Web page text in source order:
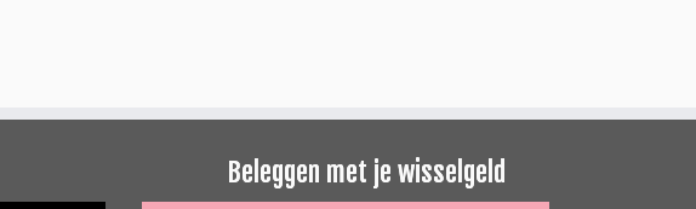
Beleggen met je wisselgeld